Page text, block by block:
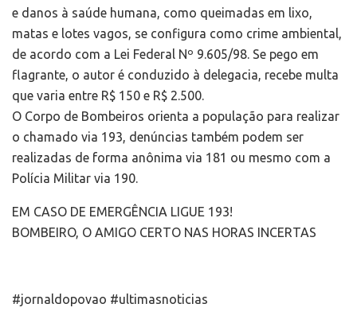
e danos à saúde humana, como queimadas em lixo,
matas e lotes vagos, se configura como crime ambiental,
de acordo com a Lei Federal Nº 9.605/98. Se pego em
flagrante, o autor é conduzido à delegacia, recebe multa
que varia entre R$ 150 e R$ 2.500.
O Corpo de Bombeiros orienta a população para realizar
o chamado via 193, denúncias também podem ser
realizadas de forma anônima via 181 ou mesmo com a
Polícia Militar via 190.
EM CASO DE EMERGÊNCIA LIGUE 193!
BOMBEIRO, O AMIGO CERTO NAS HORAS INCERTAS
#jornaldopovao #ultimasnoticias